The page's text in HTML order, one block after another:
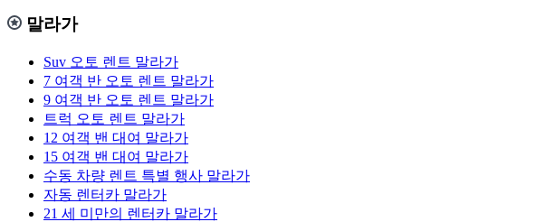
말라가
Suv 오토 렌트 말라가
7 여객 반 오토 렌트 말라가
9 여객 반 오토 렌트 말라가
트럭 오토 렌트 말라가
12 여객 밴 대여 말라가
15 여객 밴 대여 말라가
수동 차량 렌트 특별 행사 말라가
자동 렌터카 말라가
21 세 미만의 렌터카 말라가